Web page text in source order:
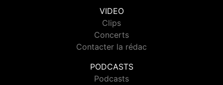
VIDEO
Clips
Concerts
Contacter la rédac
PODCASTS
Podcasts